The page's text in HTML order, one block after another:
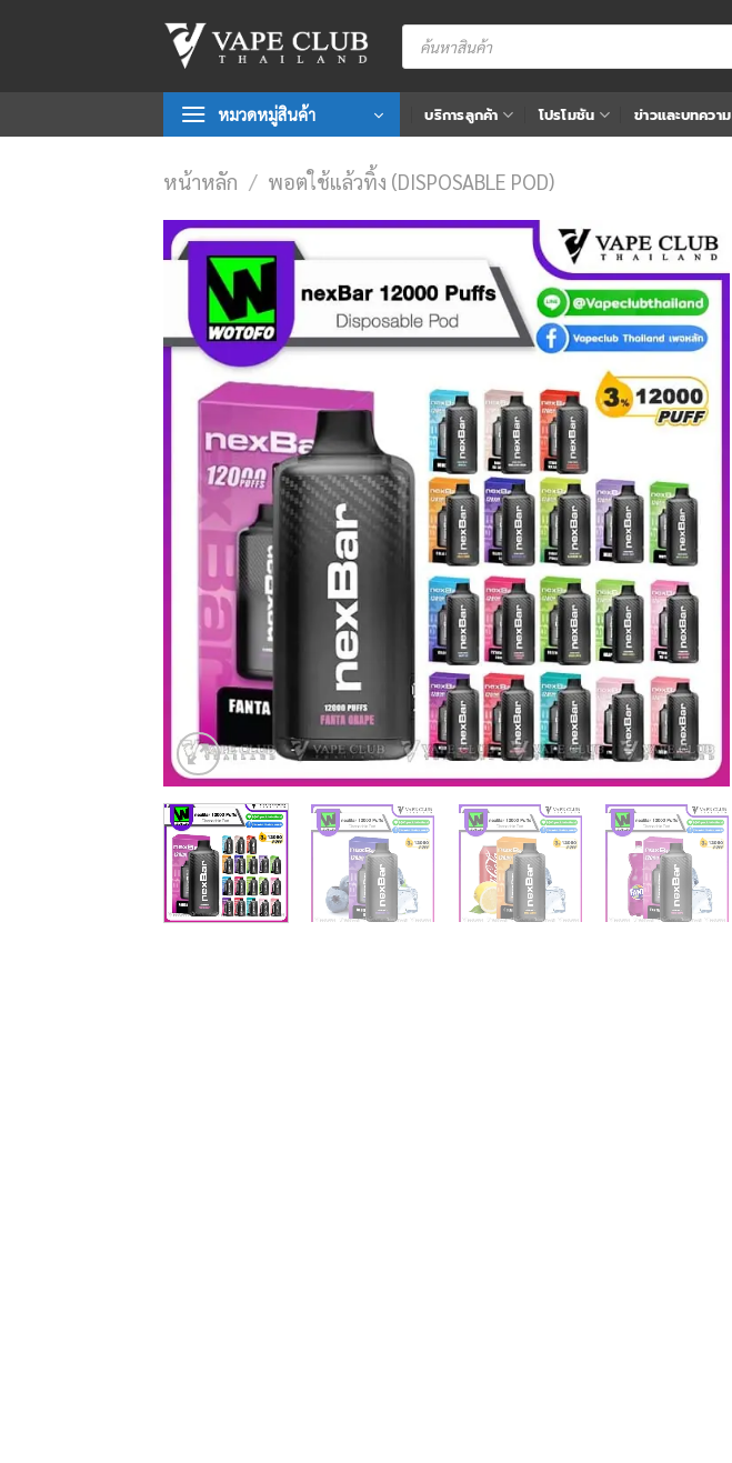
Products
search
หมวดหมู่สินค้า บริการลูกค้า โปรโมชัน ข่าวและบทความ
หน้าหลัก / พอตใช้แล้วทิ้ง (DISPOSABLE POD)
Add
to
wishlist